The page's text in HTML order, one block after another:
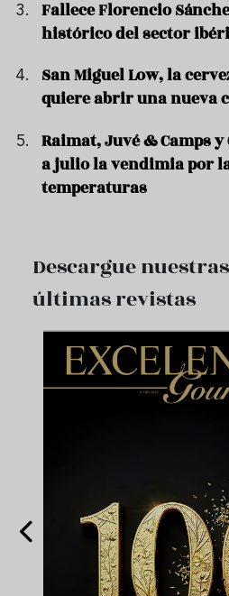
Fallece Florencio
histórico del sector
San Miguel Low, la
quiere abrir una nueva
Raimat, Juvé & Camps
a julio la vendimia por
temperaturas
Descargue nuestras
últimas revistas